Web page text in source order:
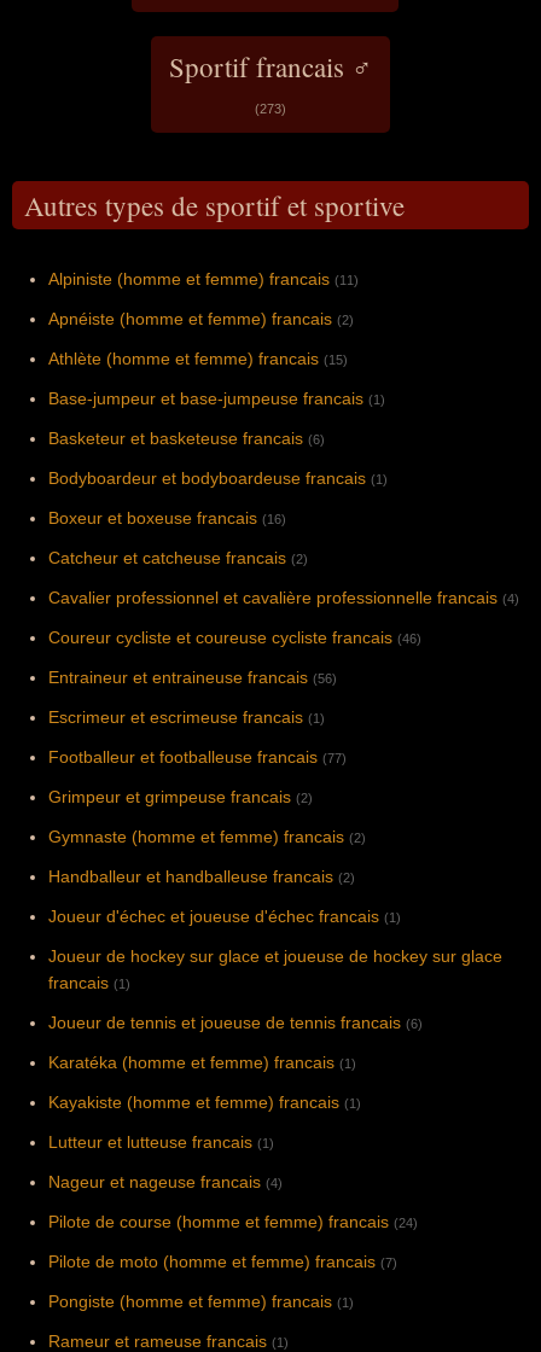
Sportif francais ♂
(273)
Autres types de sportif et sportive
Alpiniste (homme et femme) francais (11)
Apnéiste (homme et femme) francais (2)
Athlète (homme et femme) francais (15)
Base-jumpeur et base-jumpeuse francais (1)
Basketeur et basketeuse francais (6)
Bodyboardeur et bodyboardeuse francais (1)
Boxeur et boxeuse francais (16)
Catcheur et catcheuse francais (2)
Cavalier professionnel et cavalière professionnelle francais (4)
Coureur cycliste et coureuse cycliste francais (46)
Entraineur et entraineuse francais (56)
Escrimeur et escrimeuse francais (1)
Footballeur et footballeuse francais (77)
Grimpeur et grimpeuse francais (2)
Gymnaste (homme et femme) francais (2)
Handballeur et handballeuse francais (2)
Joueur d'échec et joueuse d'échec francais (1)
Joueur de hockey sur glace et joueuse de hockey sur glace
francais (1)
Joueur de tennis et joueuse de tennis francais (6)
Karatéka (homme et femme) francais (1)
Kayakiste (homme et femme) francais (1)
Lutteur et lutteuse francais (1)
Nageur et nageuse francais (4)
Pilote de course (homme et femme) francais (24)
Pilote de moto (homme et femme) francais (7)
Pongiste (homme et femme) francais (1)
Rameur et rameuse francais (1)